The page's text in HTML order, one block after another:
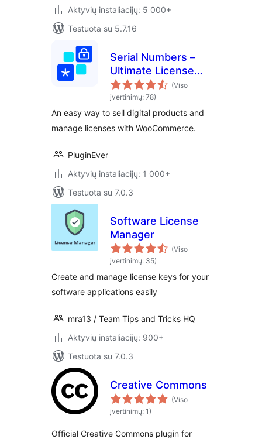
Aktyvių instaliacijų: 5 000+
Testuota su 5.7.16
Serial Numbers –
Ultimate License
Manager for
Selling, Licensing &
Securely Delivering
Digital Content with
(Viso
įvertinimų: 78)
An easy way to sell digital products and
manage licenses with WooCommerce.
PluginEver
Aktyvių instaliacijų: 1 000+
Testuota su 7.0.3
Software License
Manager
(Viso
įvertinimų: 35)
Create and manage license keys for your
software applications easily
mra13 / Team Tips and Tricks HQ
Aktyvių instaliacijų: 900+
Testuota su 7.0.3
Creative Commons
(Viso
įvertinimų: 1)
Official Creative Commons plugin for